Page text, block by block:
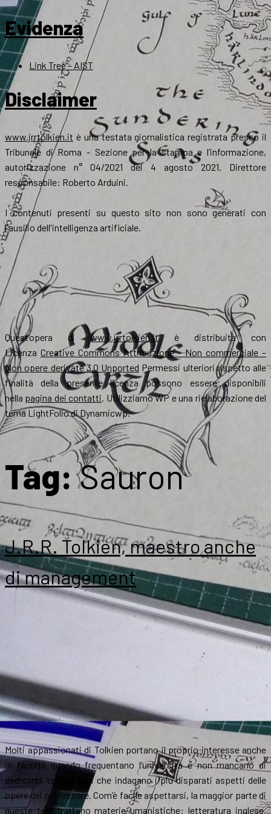
Evidenza
Link Tree – AIST
Disclaimer
www.jrrtolkien.it è una testata giornalistica registrata presso il
Tribunale di Roma - Sezione per la stampa e l’informazione,
autorizzazione n° 04/2021 del 4 agosto 2021. Direttore
responsabile: Roberto Arduini.
I contenuti presenti su questo sito non sono generati con
l'ausilio dell'intelligenza artificiale.
Quest’opera diwww.jrrtolkien.itè distribuita con
Licenza Creative Commons Attribuzione – Non commerciale –
Non opere derivate 3.0 Unported Permessi ulteriori rispetto alle
finalità della presente licenza possono essere disponibili
nella pagina dei contatti. Utilizziamo WP e una rielaborazione del
tema LightFolio di Dynamicwp.
Tag:Sauron
J.R.R. Tolkien, maestro anche
di management
Molti appassionati di Tolkien portano il proprio interesse anche
in facoltà quando frequentano l’università e non mancano di
dedicargli tesi su tesi che indagano i più disparati aspetti delle
opere del professore. Com’è facile aspettarsi, la maggior parte di
queste tesi trattano materie umanistiche: letteratura inglese,